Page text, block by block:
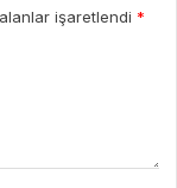
işaretlendi *